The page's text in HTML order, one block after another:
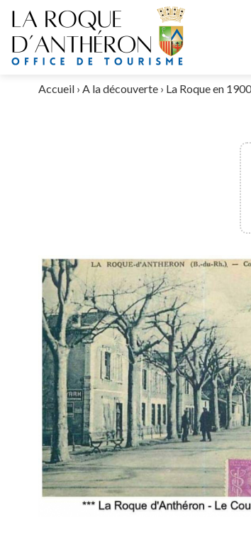
Accueil› A la découverte› La Roque en 1900